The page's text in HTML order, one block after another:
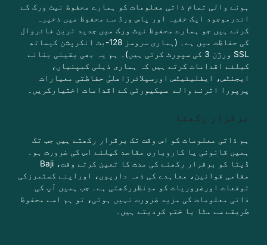
ہونے والی تمام ذاتی معلومات کو ہمارے محفوظ نیٹ ورک کے
اندرموجود ایک خفیہ اور پاس ورڈ سے محفوظ میں ذخیرہ
کرتے ہیں جو ہمارے محفوظ نیٹ ورک میں جدید ترین فائروال
کی حفاظت میں ہے۔ (ہماری سروسز 128-بٹ انکرپشن کیساتھ
SSL ورژن 3 کی سپورٹ کرتی ہیں)۔
ہم یہ بھی یقینی بنانے
کیلئے اقدامات کرتے ہیں کہ ہماری ذیلی کمپنیاں،
ایجنٹس، ایفلیئیٹس اورسپلائرزاعلیٰ حفاظتی معیارات
پرپورا اترنے والے سیکیورٹی کے اقدامات اختیارکریں
برقرار رکھنا
ہم ذاتی معلومات کو اس وقت تک برقرار رکھتے ہیں جب تک
ہمیں قانونی یا کاروباری مقاصد کیلئے اس کی ضرورت ہو۔
ڈیٹا کو برقرار رکھنے کی مدت کا تعین کرتے وقت، Baji
مقامی قوانین، معاہدے کی ذمہ داریوں، اوراپنے کسٹمرزکی
توقعات اورضروریات کو مدِنظررکھتی ہے۔ جب ہمیں آپ کی
ذاتی معلومات کی مزید ضرورت نہیں ہوتی، تو ہم اسے محفوظ
طریقے سے مٹا یا ختم کردیتے ہیں۔